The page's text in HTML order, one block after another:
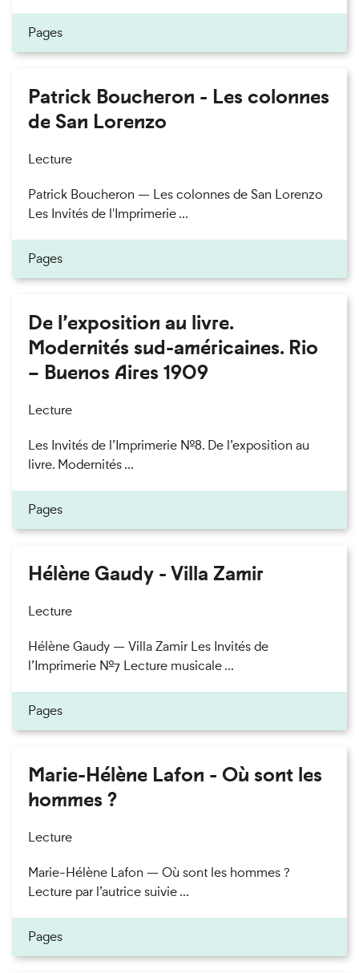
Pages
Patrick Boucheron - Les colonnes
de San Lorenzo
Lecture
Patrick Boucheron — Les colonnes de San Lorenzo
Les Invités de l'Imprimerie ...
Pages
De l’exposition au livre.
Modernités sud-américaines. Rio
– Buenos Aires 1909
Lecture
Les Invités de l’Imprimerie n°8. De l’exposition au
livre. Modernités ...
Pages
Hélène Gaudy - Villa Zamir
Lecture
Hélène Gaudy — Villa Zamir Les Invités de
l’Imprimerie n°7 Lecture musicale ...
Pages
Marie-Hélène Lafon - Où sont les
hommes ?
Lecture
Marie-Hélène Lafon — Où sont les hommes ?
Lecture par l’autrice suivie ...
Pages